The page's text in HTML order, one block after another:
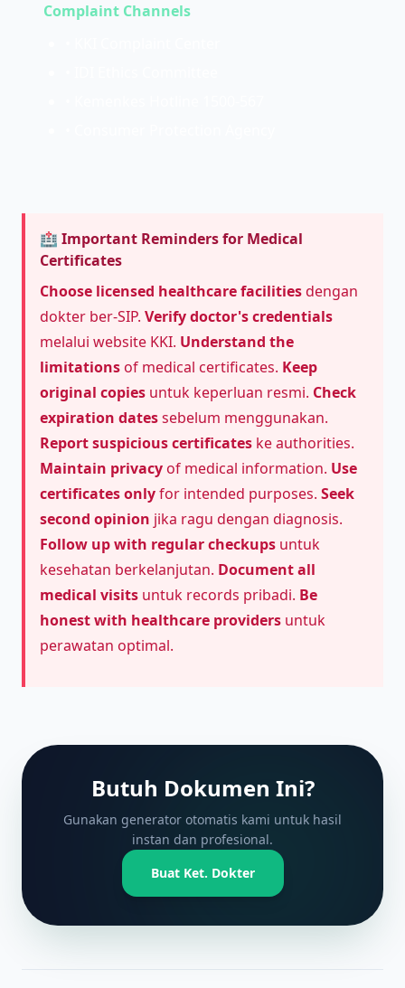
Complaint Channels
🏥 Important Reminders for Medical
Certificates
Choose licensed healthcare facilitiesdengan
dokter ber-SIP. Verify doctor's credentials
melalui website KKI. Understand the
limitationsof medical certificates. Keep
original copies untuk keperluan resmi. Check
expiration datessebelum menggunakan.
Report suspicious certificates ke authorities.
Maintain privacyof medical information. Use
certificates onlyfor intended purposes. Seek
second opinion jika ragu dengan diagnosis.
Follow up with regular checkups untuk
kesehatan berkelanjutan. Document all
medical visits untuk records pribadi. Be
honest with healthcare providers untuk
perawatan optimal.
Butuh Dokumen Ini?
Gunakan generator otomatis kami untuk hasil
instan dan profesional.
Buat Ket. Dokter